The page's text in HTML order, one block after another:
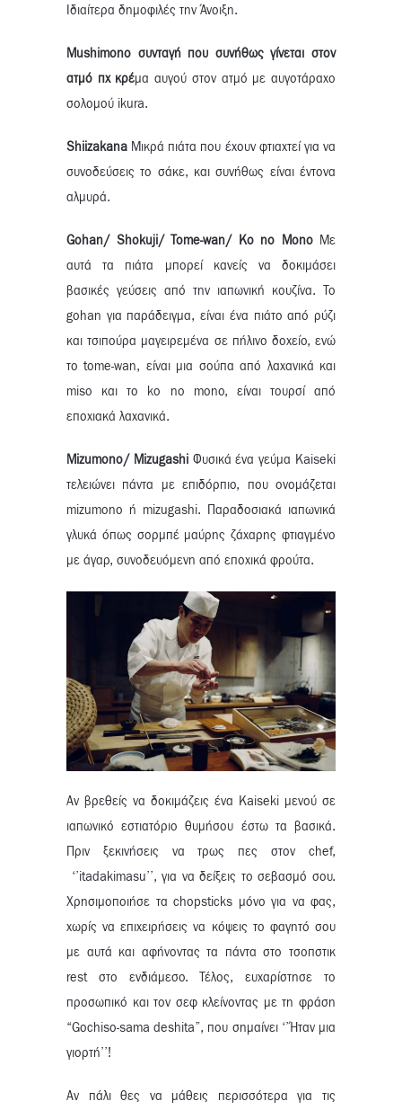
Ιδιαίτερα δημοφιλές την Άνοιξη.
Mushimono συνταγή που συνήθως γίνεται στον
ατμό πχ κρέμα αυγού στον ατμό με αυγοτάραχο
σολομού ikura.
Shiizakana Μικρά πιάτα που έχουν φτιαχτεί για να
συνοδεύσεις το σάκε, και συνήθως είναι έντονα
αλμυρά.
Gohan/ Shokuji/ Tome-wan/ Ko no Mono
Με
αυτά τα πιάτα μπορεί κανείς να δοκιμάσει
βασικές γεύσεις από την ιαπωνική κουζίνα. Το
gohan για παράδειγμα, είναι ένα πιάτο από ρύζι
και τσιπούρα μαγειρεμένα σε πήλινο δοχείο, ενώ
το tome-wan, είναι μια σούπα από λαχανικά και
miso και το ko no mono, είναι τουρσί από
εποχιακά λαχανικά.
Mizumono/ Mizugashi Φυσικά ένα γεύμα Kaiseki
τελειώνει πάντα με επιδόρπιο, που ονομάζεται
mizumono ή mizugashi. Παραδοσιακά ιαπωνικά
γλυκά όπως σορμπέ μαύρης ζάχαρης φτιαγμένο
με άγαρ, συνοδευόμενη από εποχικά φρούτα.
Αν βρεθείς να δοκιμάζεις ένα Kaiseki μενού σε
ιαπωνικό εστιατόριο θυμήσου έστω τα βασικά.
Πριν ξεκινήσεις να τρως πες στον chef,
‘’itadakimasu’’, για να δείξεις το σεβασμό σου.
Χρησιμοποιήσε τα chopsticks μόνο για να φας,
χωρίς να επιχειρήσεις να κόψεις το φαγητό σου
με αυτά και αφήνοντας τα πάντα στο τσοπστικ
rest στο ενδιάμεσο. Τέλος, ευχαρίστησε το
προσωπικό και τον σεφ κλείνοντας με τη φράση
“Gochiso-sama deshita”, που σημαίνει ‘’Ήταν μια
γιορτή’’!
Αν πάλι θες να μάθεις περισσότερα για τις